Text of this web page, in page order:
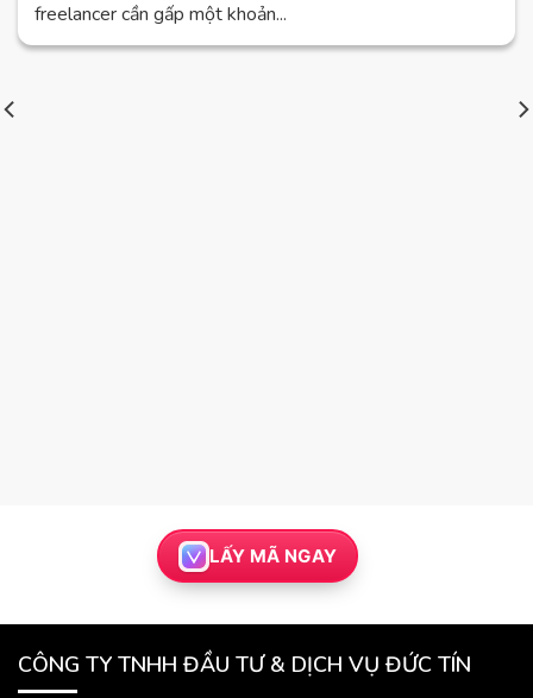
freelancer cần gấp một khoản...
LẤY MÃ NGAY
CÔNG TY TNHH ĐẦU TƯ & DỊCH VỤ ĐỨC TÍN